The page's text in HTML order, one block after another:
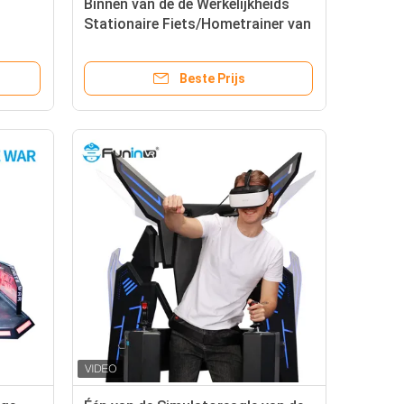
Binnen van de de Werkelijkheids
Stationaire Fiets/Hometrainer van
Beste Prijs